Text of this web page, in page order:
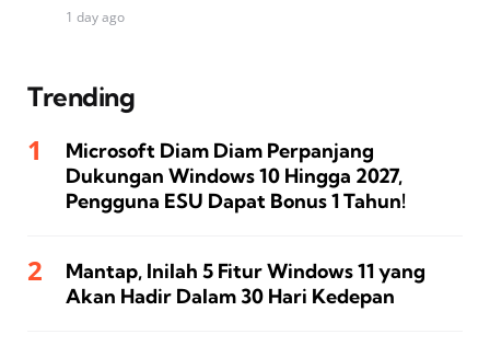
1 day ago
Trending
Microsoft Diam Diam Perpanjang
Dukungan Windows 10 Hingga 2027,
Pengguna ESU Dapat Bonus 1 Tahun!
Mantap, Inilah 5 Fitur Windows 11 yang
Akan Hadir Dalam 30 Hari Kedepan